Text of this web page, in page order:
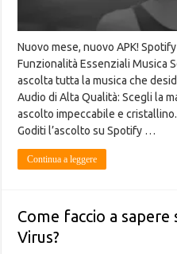
Nuovo mese, nuovo APK!
Funzionalità Essenziali Musica
ascolta tutta la musica che
Audio di Alta Qualità: Scegli la
ascolto impeccabile e
Goditi l’ascolto su Spotify …
Continua a leggere
Come faccio a sapere
Virus?